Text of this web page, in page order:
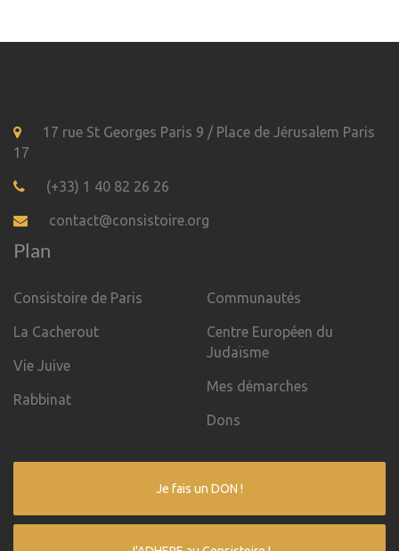
17 rue St Georges Paris 9 / Place de Jérusalem Paris
17
(+33) 1 40 82 26 26
contact@consistoire.org
Plan
Consistoire de Paris
La Cacherout
Vie Juive
Rabbinat
Communautés
Centre Européen du
Judaïsme
Mes démarches
Dons
Je fais un DON !